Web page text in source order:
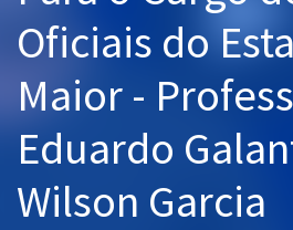
Questões grátis
Aprovados
Oficiais do
Maior -
Eduardo
Wilson Garcia